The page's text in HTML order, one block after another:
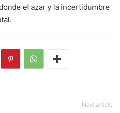
el azar y la incertidumbre
Next article